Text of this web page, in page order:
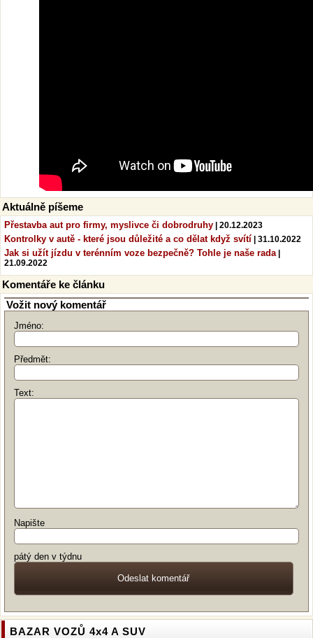
Aktuálně píšeme
Přestavba aut pro firmy, myslivce či dobrodruhy | 20.12.2023
Kontrolky v autě - které jsou důležité a co dělat když svítí | 31.10.2022
Jak si užít jízdu v terénním voze bezpečně? Tohle je naše rada|
21.09.2022
Komentáře ke článku
Vožit nový komentář
Jméno:
Předmět:
Text:
Napište
pátý den v týdnu
BAZAR VOZŮ 4x4 A SUV